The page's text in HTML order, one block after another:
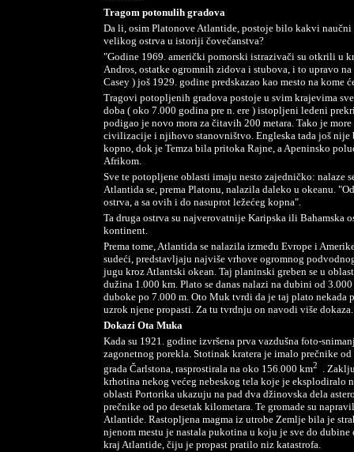
Tragom potonulih gradova
Da li, osim Platonove Atlantide, postoje bilo kakvi
velikog ostrva u istoriji čovečanstva?
"Godine 1969. američki pomorski istrazivači su otkrili u
Andros, ostatke ogromnih zidova i stubova, i to upravo
Casey ) još 1929. godine predskazao kao mesto na
Tragovi potopljenih gradova postoje u svim krajevima
doba ( oko 7.000 godina pre n. ere ) istopljeni ledeni
podigao je novo mora za čitavih 200 metara. Tako je
civilizacije i njihovo stanovništvo. Engleska tada još nije
kopno, dok je Temza bila pritoka Rajne, a Apeninsko
Afrikom.
Sve te potopljene oblasti imaju nesto zajedničko: nalaze
Atlantida se, prema Platonu, nalazila daleko u okeanu.
ostrva, a sa ovih i do nasuprot ležećeg kopna".
Ta druga ostrva su najverovatnije Karipska ili Bahamska
kontinent.
Prema tome, Atlantida se nalazila između Evrope i
sudeći, predstavljaju najviše vrhove ogromnog
jugu kroz Atlantski okean. Taj planinski greben se u
dužina 1.000 km. Plato se danas nalazi na dubini od
duboke po 7.000 m. Oto Muk tvrdi da je taj plato nekada
uzrok njene propasti. Za tu tvrdnju on navodi više dokaza.
Dokazi Ota Muka
Kada su 1921. godine izvršena prva vazdušna foto-
zagonetnog porekla. Stotinak kratera je imalo prečnike
grada Čarlstona, rasprostirala na oko 156.000 km2
.
krhotina nekog većeg nebeskog tela koje je eksplodiralo
oblasti Portorika ukazuju na pad dva džinovska dela
prečnike od po desetak kilometara. Te gromade su
Atlantide. Rastopljena magma iz utrobe Zemlje bila je
njenom mestu je nastala pukotina u koju je sve do
kraj Atlantide, čiju je propast pratilo niz katastrofa.